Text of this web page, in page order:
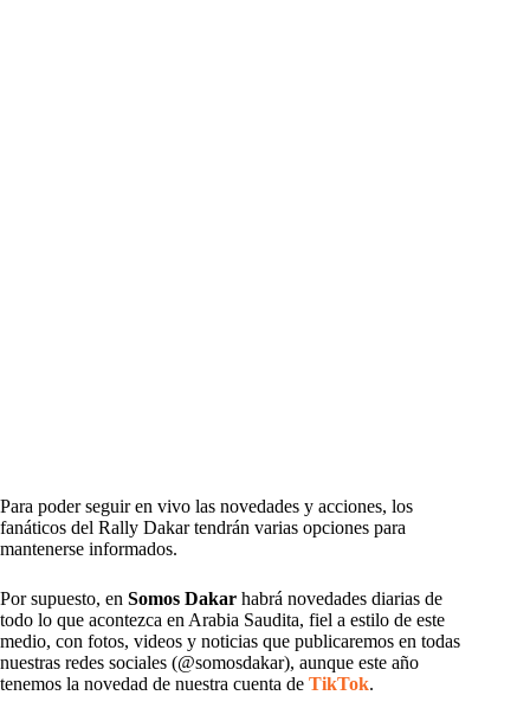
Para poder seguir en vivo las novedades y acciones, los
fanáticos del Rally Dakar tendrán varias opciones para
mantenerse informados.
Por supuesto, en Somos Dakar habrá novedades diarias de
todo lo que acontezca en Arabia Saudita, fiel a estilo de este
medio, con fotos, videos y noticias que publicaremos en todas
nuestras redes sociales (@somosdakar), aunque este año
tenemos la novedad de nuestra cuenta de TikTok.